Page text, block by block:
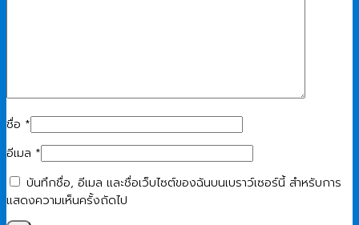
ชื่อ *
อีเมล *
บันทึกชื่อ, อีเมล และชื่อเว็บไซต์ของฉันบนเบราว์เซอร์นี้ สำหรับการ
แสดงความเห็นครั้งถัดไป